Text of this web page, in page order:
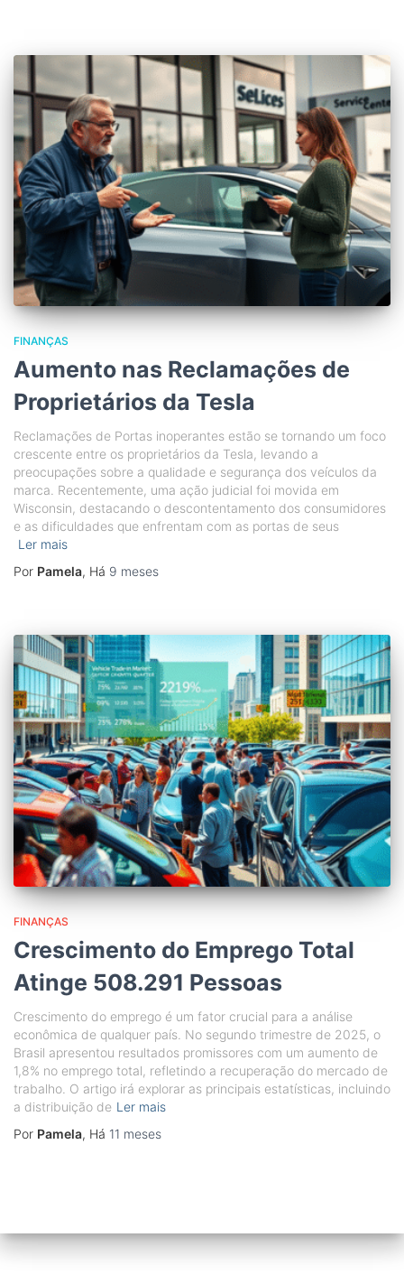
FINANÇAS
Aumento nas Reclamações de
Proprietários da Tesla
Reclamações de Portas inoperantes estão se tornando um foco
crescente entre os proprietários da Tesla, levando a
preocupações sobre a qualidade e segurança dos veículos da
marca. Recentemente, uma ação judicial foi movida em
Wisconsin, destacando o descontentamento dos consumidores
e as dificuldades que enfrentam com as portas de seus
Ler mais
Por Pamela, Há 9 meses
FINANÇAS
Crescimento do Emprego Total
Atinge 508.291 Pessoas
Crescimento do emprego é um fator crucial para a análise
econômica de qualquer país. No segundo trimestre de 2025, o
Brasil apresentou resultados promissores com um aumento de
1,8% no emprego total, refletindo a recuperação do mercado de
trabalho. O artigo irá explorar as principais estatísticas, incluindo
a distribuição de Ler mais
Por Pamela, Há 11 meses